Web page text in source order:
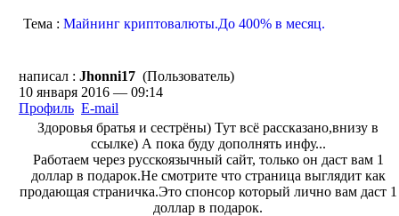
Тема : Майнинг криптовалюты.До 400% в месяц.
написал : Jhonni17 (Пользователь)
10 января 2016 — 09:14
Профиль E-mail
Здоровья братья и сестрёны) Тут всё рассказано,внизу в
ссылке) А пока буду дополнять инфу...
Работаем через русскоязычный сайт, только он даст вам 1
доллар в подарок.Не смотрите что страница выглядит как
продающая страничка.Это спонсор который лично вам даст 1
доллар в подарок.